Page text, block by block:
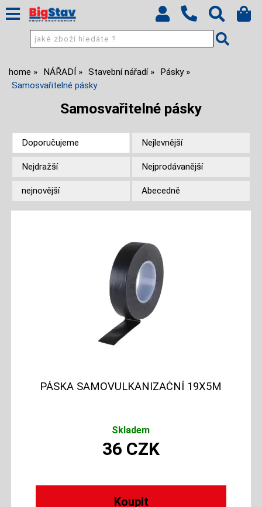
home NÁŘADÍ Stavební nářadí
Pásky
Samosvařitelné pásky
Samosvařitelné pásky
Doporučujeme Nejlevnější
Nejdražší Nejprodávanější
nejnovější Abecedně
PÁSKA SAMOVULKANIZAČNÍ 19X5M
Skladem
36 CZK